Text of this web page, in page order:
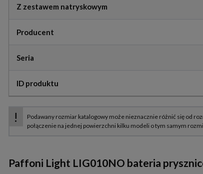
Z zestawem natryskowym
Producent
Seria
ID produktu
Paffoni Light LIG010NO bateria